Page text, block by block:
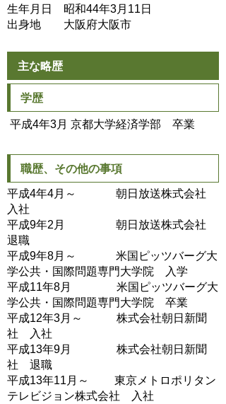
生年月日 昭和44年3月11日
出身地 大阪府大阪市
主な略歴
学歴
平成4年3月 京都大学経済学部 卒業
職歴、その他の事項
平成4年4月～ 朝日放送株式会社
入社
平成9年2月 朝日放送株式会社
退職
平成9年8月～ 米国ピッツバーグ大
学公共・国際問題専門大学院 入学
平成11年8月 米国ピッツバーグ大
学公共・国際問題専門大学院 卒業
平成12年3月～ 株式会社朝日新聞
社 入社
平成13年9月 株式会社朝日新聞
社 退職
平成13年11月～ 東京メトロポリタン
テレビジョン株式会社 入社